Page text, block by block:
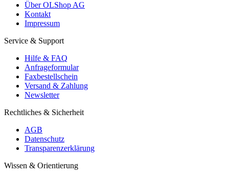
Über OLShop AG
Kontakt
Impressum
Service & Support
Hilfe & FAQ
Anfrageformular
Faxbestellschein
Versand & Zahlung
Newsletter
Rechtliches & Sicherheit
AGB
Datenschutz
Transparenzerklärung
Wissen & Orientierung